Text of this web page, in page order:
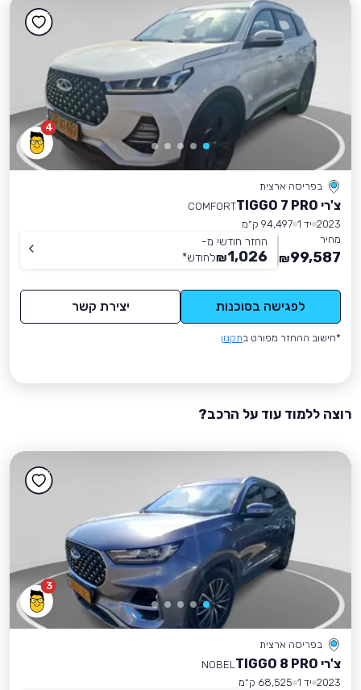
4
בפריסה ארצית
צ'רי TIGGO 7 PRO
COMFORT
2023 יד 1
94,497 ק״מ
מחיר
99,587
₪
החזר חודשי מ-
1,026
₪לחודש*
לפגישה בסוכנות יצירת קשר
*חישוב ההחזר מפורט בתקנון
רוצה ללמוד עוד על הרכב?
3
בפריסה ארצית
צ'רי TIGGO 8 PRO
NOBEL
2023 יד 1
68,525 ק״מ